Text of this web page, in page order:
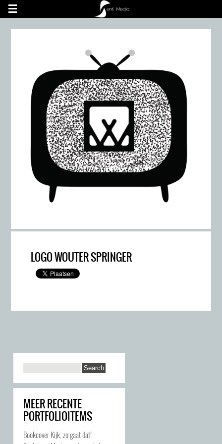
UA-60748462-1
LOGO WOUTER SPRINGER
MEER RECENTE
PORTFOLIOITEMS
Bookcover Kijk, zo gaat dat!